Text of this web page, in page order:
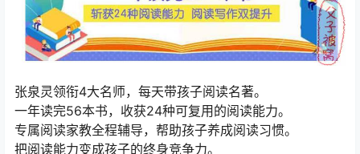
张泉灵领衔4大名师，每天带孩子阅读名著。
一年读完56本书，收获24种可复用的阅读能力。
专属阅读家教全程辅导，帮助孩子养成阅读习惯。
把阅读能力变成孩子的终身竞争力。